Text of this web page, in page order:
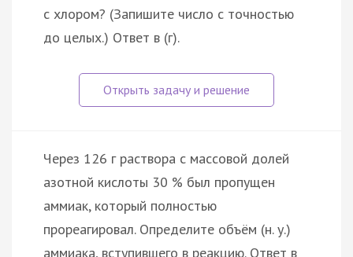
с хлором? (Запишите число с точностью
до целых.) Ответ в (г).
Через 126 г раствора с массовой долей
азотной кислоты 30 % был пропущен
аммиак, который полностью
прореагировал. Определите объём (н. у.)
аммиака, вступившего в реакцию. Ответ в